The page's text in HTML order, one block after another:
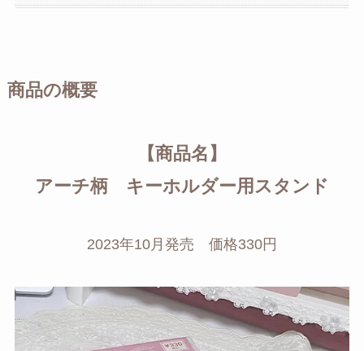
商品の概要
【商品名】
アーチ柄 キーホルダー用スタンド
2023年10月発売 価格330円